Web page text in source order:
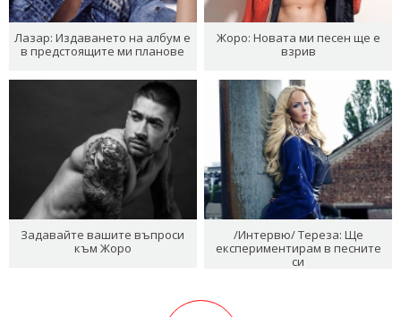
Лазар: Издаването на албум е
в предстоящите ми планове
Жоро: Новата ми песен ще е
взрив
Задавайте вашите въпроси
към Жоро
/Интервю/ Тереза: Ще
експериментирам в песните
си